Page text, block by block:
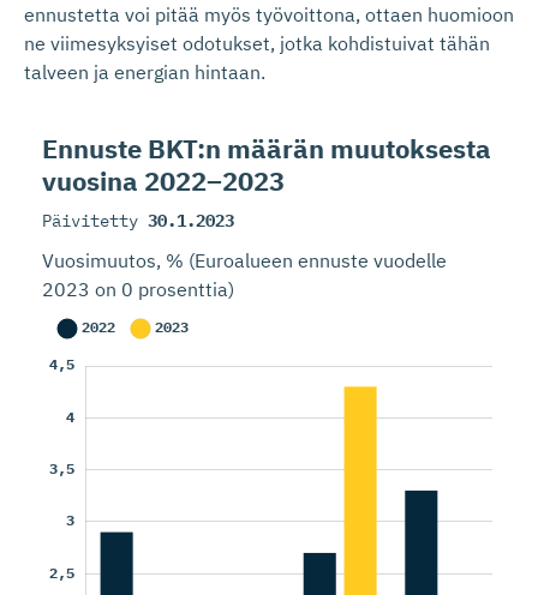
ennustetta voi pitää myös työvoittona, ottaen huomioon
ne viimesyksyiset odotukset, jotka kohdistuivat tähän
talveen ja energian hintaan.
Ennuste BKT:n määrän muutoksesta
vuosina 2022–2023
Päivitetty 30.1.2023
Vuosimuutos, % (Euroalueen ennuste vuodelle
2023 on 0 prosenttia)